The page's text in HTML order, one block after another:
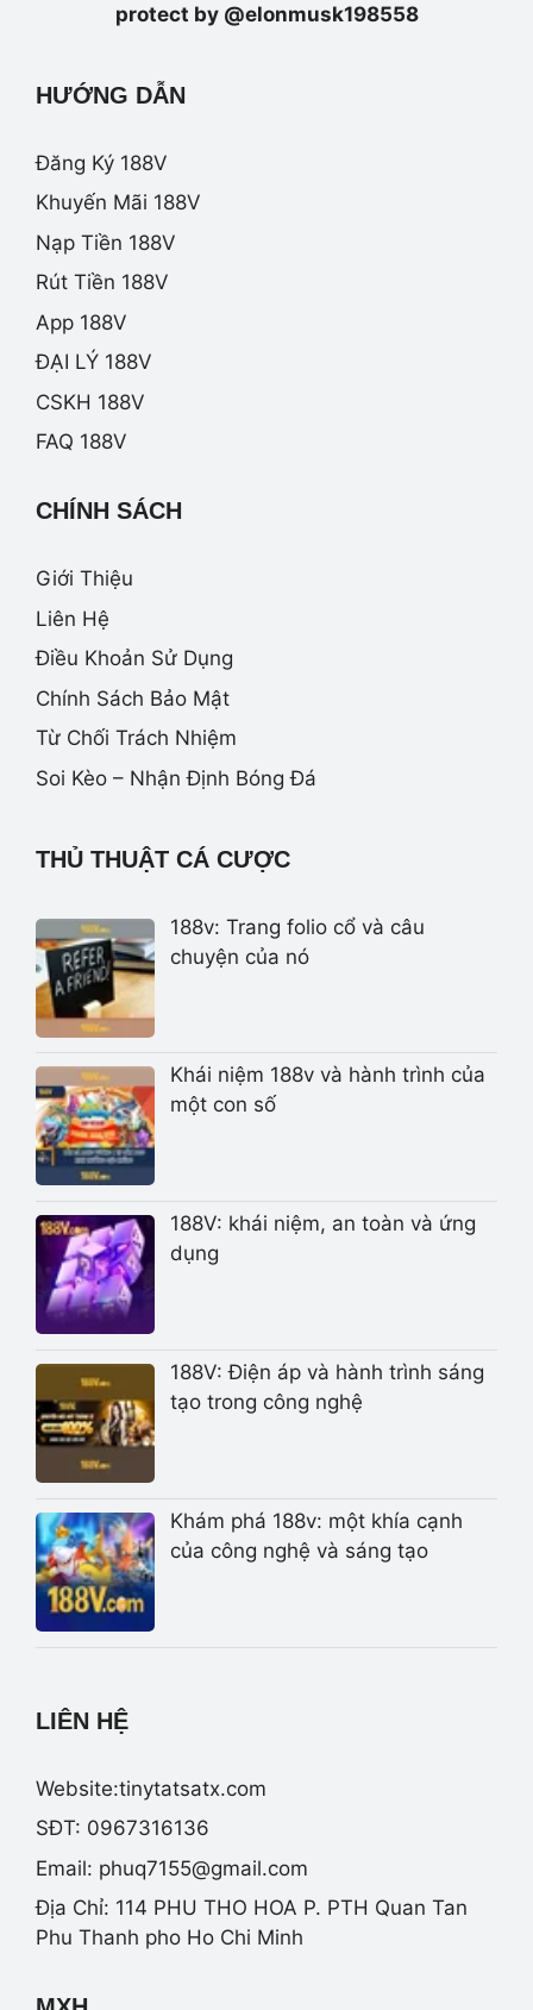
protect by @elonmusk198558
HƯỚNG DẪN
Đăng Ký 188V
Khuyến Mãi 188V
Nạp Tiền 188V
Rút Tiền 188V
App 188V
ĐẠI LÝ 188V
CSKH 188V
FAQ 188V
CHÍNH SÁCH
Giới Thiệu
Liên Hệ
Điều Khoản Sử Dụng
Chính Sách Bảo Mật
Từ Chối Trách Nhiệm
Soi Kèo – Nhận Định Bóng Đá
THỦ THUẬT CÁ CƯỢC
188v: Trang folio cổ và câu
chuyện của nó
Khái niệm 188v và hành trình của
một con số
188V: khái niệm, an toàn và ứng
dụng
188V: Điện áp và hành trình sáng
tạo trong công nghệ
Khám phá 188v: một khía cạnh
của công nghệ và sáng tạo
LIÊN HỆ
Website:tinytatsatx.com
SĐT: 0967316136
Email: phuq7155@gmail.com
Địa Chỉ: 114 PHU THO HOA P. PTH Quan Tan
Phu Thanh pho Ho Chi Minh